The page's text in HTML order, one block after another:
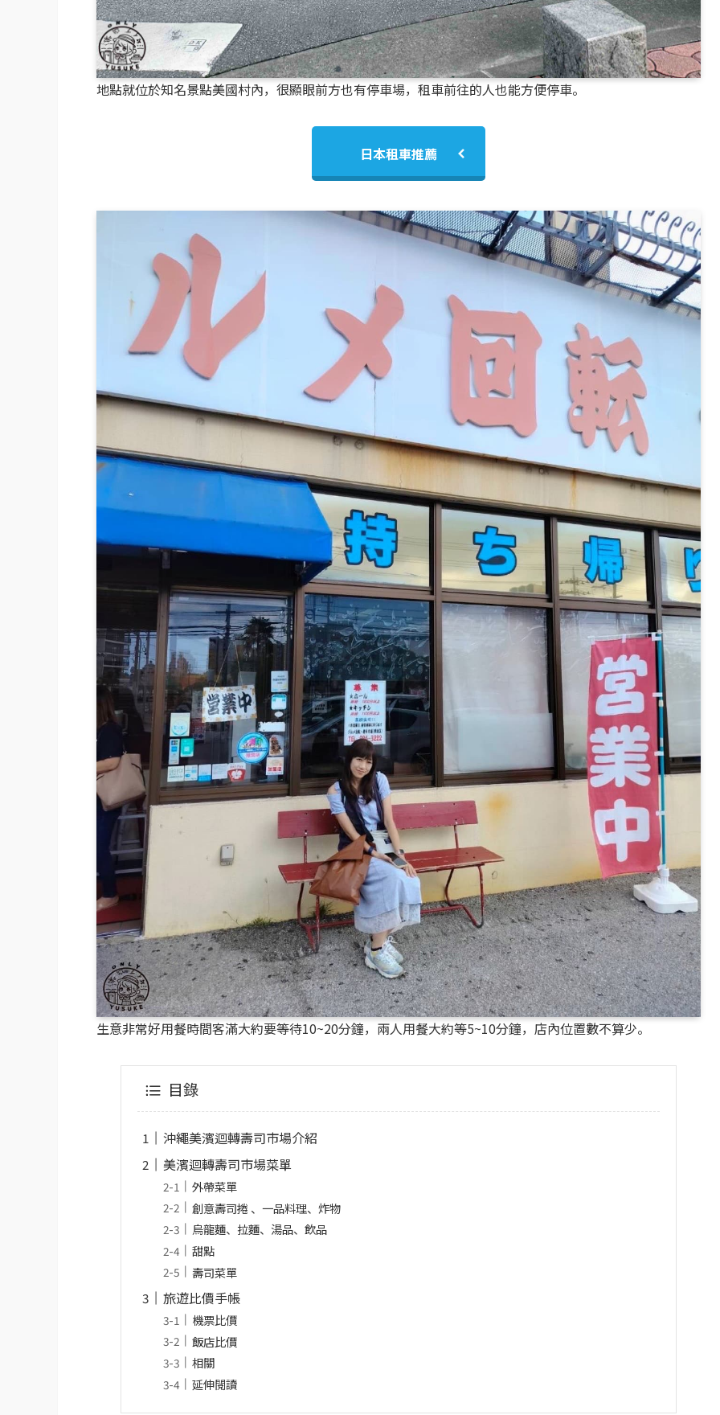
地點就位於知名景點美國村內，很顯眼前方也有停車場，租車前往的人也能方便停車。
日本租車推薦
生意非常好用餐時間客滿大約要等待10~20分鐘，兩人用餐大約等5~10分鐘，店內位置數不算少。
目錄
沖繩美濱迴轉壽司市場介紹
美濱迴轉壽司市場菜單
外帶菜單
創意壽司捲 、一品料理、炸物
烏龍麵、拉麵、湯品、飲品
甜點
壽司菜單
旅遊比價手帳
機票比價
飯店比價
相關
延伸閱讀